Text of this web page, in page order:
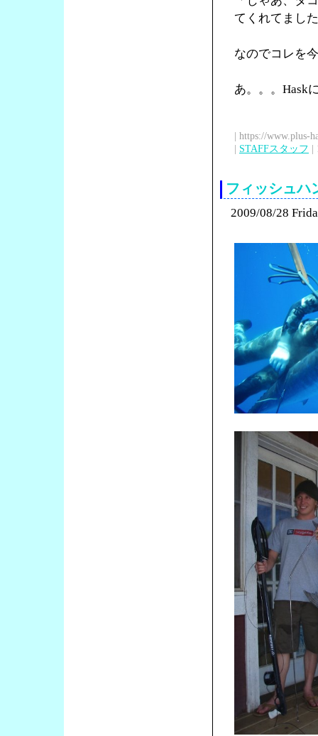
てくれてまし
なのでコレを
あ。。。Hask
| https://www.plus-
| STAFFスタッフ |
フィッシュハ
2009/08/28